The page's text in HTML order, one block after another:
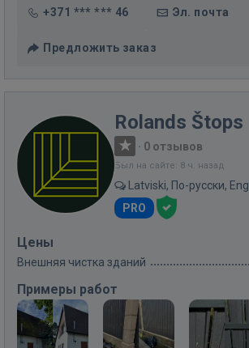
+371 *** *** 46 Эл. почта
Предложить заказ
Rolands Štops
· 0 отзывов
Был на сайте: 8 ч. назад
Latviski, По-русски,
PRO
Цены
Внешняя чистка зданий
Примеры работ